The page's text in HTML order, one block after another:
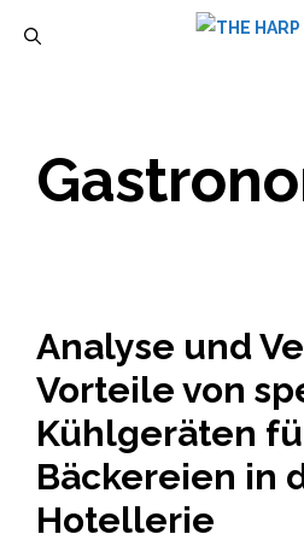
Analyse und
Vorteile von
Kühlgeräten
Bäckereien in
Hotellerie